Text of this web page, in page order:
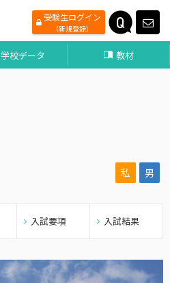
受験生ログイン
（新規登録）
学校データ 教材
私 男
入試要項 入試結果